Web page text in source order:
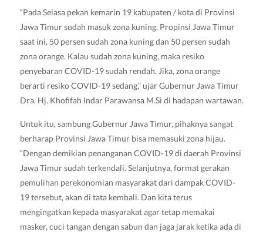
“Pada Selasa pekan kemarin 19 kabupaten / kota di Provinsi
Jawa Timur sudah masuk zona kuning. Propinsi Jawa Timur
saat ini, 50 persen sudah zona kuning dan 50 persen sudah
zona orange. Kalau sudah zona kuning, maka resiko
penyebaran COVID-19 sudah rendah. Jika, zona orange
berarti resiko COVID-19 sedang,” ujar Gubernur Jawa Timur
Dra. Hj. Khofifah Indar Parawansa M.Si di hadapan wartawan.
Untuk itu, sambung Gubernur Jawa Timur, pihaknya sangat
berharap Provinsi Jawa Timur bisa memasuki zona hijau.
“Dengan demikian penanganan COVID-19 di daerah Provinsi
Jawa Timur sudah terkendali. Selanjutnya, format gerakan
pemulihan perekonomian masyarakat dari dampak COVID-
19 tersebut, akan di tata kembali. Dan kita terus
mengingatkan kepada masyarakat agar tetap memakai
masker, cuci tangan dengan sabun dan jaga jarak ketika ada di